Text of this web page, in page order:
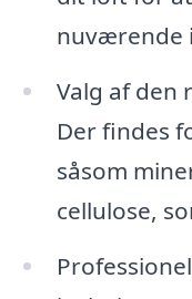
nuværende
Valg af den
Der findes
såsom
cellulose,